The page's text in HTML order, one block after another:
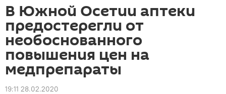
В Южной Осетии аптеки
предостерегли от
необоснованного
повышения цен на
медпрепараты
19:11 28.02.2020